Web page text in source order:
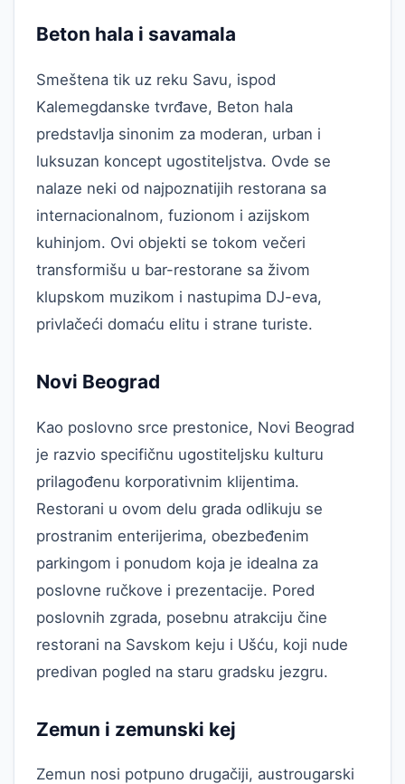
Beton hala i savamala
Smeštena tik uz reku Savu, ispod
Kalemegdanske tvrđave, Beton hala
predstavlja sinonim za moderan, urban i
luksuzan koncept ugostiteljstva. Ovde se
nalaze neki od najpoznatijih restorana sa
internacionalnom, fuzionom i azijskom
kuhinjom. Ovi objekti se tokom večeri
transformišu u bar-restorane sa živom
klupskom muzikom i nastupima DJ-eva,
privlačeći domaću elitu i strane turiste.
Novi Beograd
Kao poslovno srce prestonice, Novi Beograd
je razvio specifičnu ugostiteljsku kulturu
prilagođenu korporativnim klijentima.
Restorani u ovom delu grada odlikuju se
prostranim enterijerima, obezbeđenim
parkingom i ponudom koja je idealna za
poslovne ručkove i prezentacije. Pored
poslovnih zgrada, posebnu atrakciju čine
restorani na Savskom keju i Ušću, koji nude
predivan pogled na staru gradsku jezgru.
Zemun i zemunski kej
Zemun nosi potpuno drugačiji, austrougarski